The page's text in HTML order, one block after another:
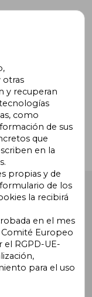
y
(08940),
Reservados.
otras
y recuperan
como
de sus
que
en la
propias y de
de los
la recibirá
en el mes
Comité Europeo
el RGPD-UE-
para el uso